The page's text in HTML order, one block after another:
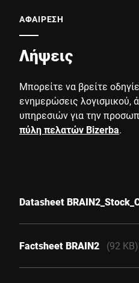
ΑΦΑΙΡΕΣΗ
Λήψεις
Μπορείτε να βρείτε
ενημερώσεις λογισμικού,
υπηρεσιών για την
πύλη πελατών Bizerba.
Datasheet
Factsheet BRAIN2 (92 KB)